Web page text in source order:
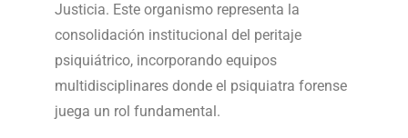
Justicia. Este organismo representa la
consolidación institucional del peritaje
psiquiátrico, incorporando equipos
multidisciplinares donde el psiquiatra forense
juega un rol fundamental.